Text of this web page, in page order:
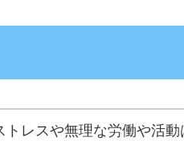
トレスや無理な労働や活